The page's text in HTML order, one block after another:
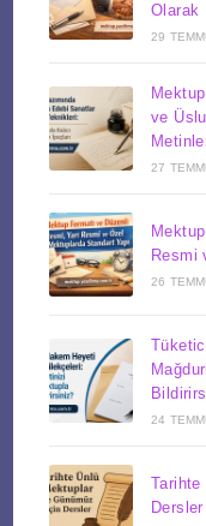
Olarak
29
ve
27
Resmi
26
24
Dersler